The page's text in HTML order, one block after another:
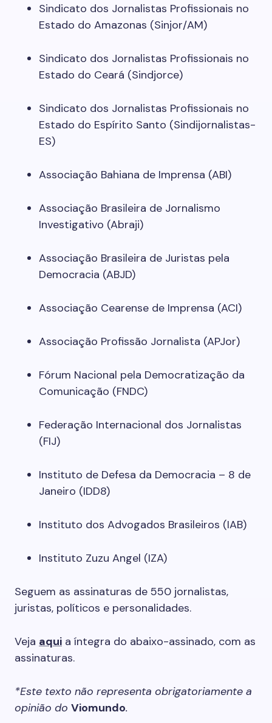
Sindicato dos Jornalistas Profissionais no
Estado do Amazonas (Sinjor/AM)
Sindicato dos Jornalistas Profissionais no
Estado do Ceará (Sindjorce)
Sindicato dos Jornalistas Profissionais no
Estado do Espírito Santo (Sindijornalistas-
ES)
Associação Bahiana de Imprensa (ABI)
Associação Brasileira de Jornalismo
Investigativo (Abraji)
Associação Brasileira de Juristas pela
Democracia (ABJD)
Associação Cearense de Imprensa (ACI)
Associação Profissão Jornalista (APJor)
Fórum Nacional pela Democratização da
Comunicação (FNDC)
Federação Internacional dos Jornalistas
(FIJ)
Instituto de Defesa da Democracia – 8 de
Janeiro (IDD8)
Instituto dos Advogados Brasileiros (IAB)
Instituto Zuzu Angel (IZA)
Seguem as assinaturas de 550 jornalistas,
juristas, políticos e personalidades.
Veja aqui a íntegra do abaixo-assinado, com as
assinaturas.
*Este texto não representa obrigatoriamente a
opinião do Viomundo.